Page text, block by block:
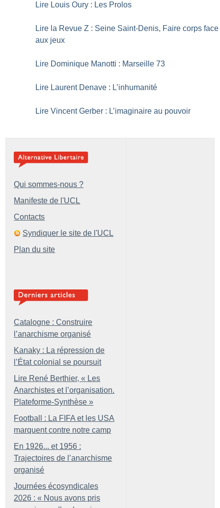
Lire Louis Oury : Les Prolos
Lire la Revue Z : Seine Saint-Denis, Faire corps face
aux jeux
Lire Dominique Manotti : Marseille 73
Lire Laurent Denave : L’inhumanité
Lire Vincent Gerber : L’imaginaire au pouvoir
Qui sommes-nous ?
Manifeste de l'UCL
Contacts
Syndiquer le site de l'UCL
Plan du site
Catalogne : Construire
l’anarchisme organisé
Kanaky : La répression de
l’État colonial se poursuit
Lire René Berthier, « Les
Anarchistes et l’organisation.
Plateforme-Synthèse »
Football : La FIFA et les USA
marquent contre notre camp
En 1926... et 1956 :
Trajectoires de l’anarchisme
organisé
Journées écosyndicales
2026 : « Nous avons pris